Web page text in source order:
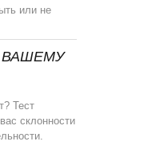
или не
ВАШЕМУ
Тест
склонности